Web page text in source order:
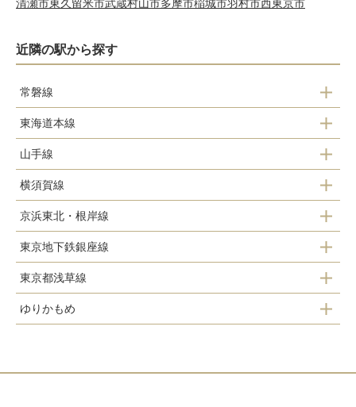
清瀬市東久留米市武蔵村山市多摩市稲城市羽村市西東京市
近隣の駅から探す
常磐線
品川
新橋
東京
上野
日暮里
東海道本線
東京
新橋
品川
山手線
東京
有楽町
新橋
浜松町
田町
横須賀線
東京
新橋
品川
西大井
京浜東北・根岸線
神田
東京
有楽町
浜松町
東京地下鉄銀座線
日本橋
京橋
新橋
東京都浅草線
日本橋
ゆりかもめ